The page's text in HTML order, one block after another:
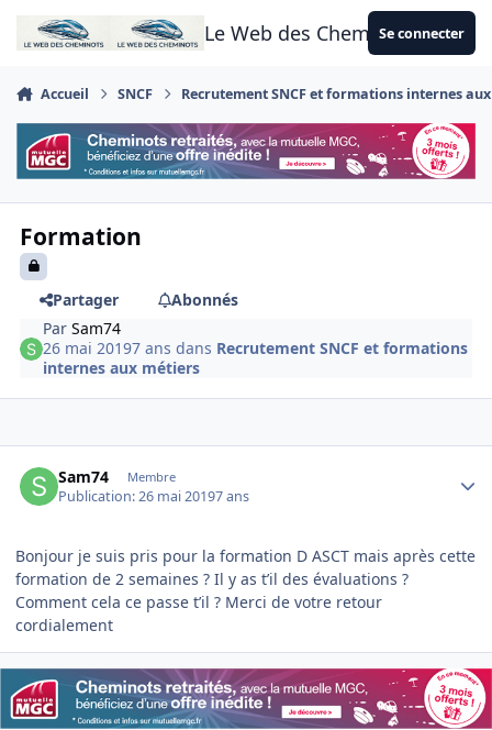
Aller au contenu
Le Web des CheminotsSe connecter
Accueil SNCF Recrutement SNCF et formations internes
Formation
Partager
Abonnés
ParSam74
26 mai 20197 ans dans Recrutement SNCF et formations
internes aux métiers
Sam74 Membre
Publication:26 mai 20197 ans
Bonjour je suis pris pour la formation D ASCT mais après cette
formation de 2 semaines ? Il y as t’il des évaluations ?
Comment cela ce pas se t’il ? Merci de votre retour
cordialement